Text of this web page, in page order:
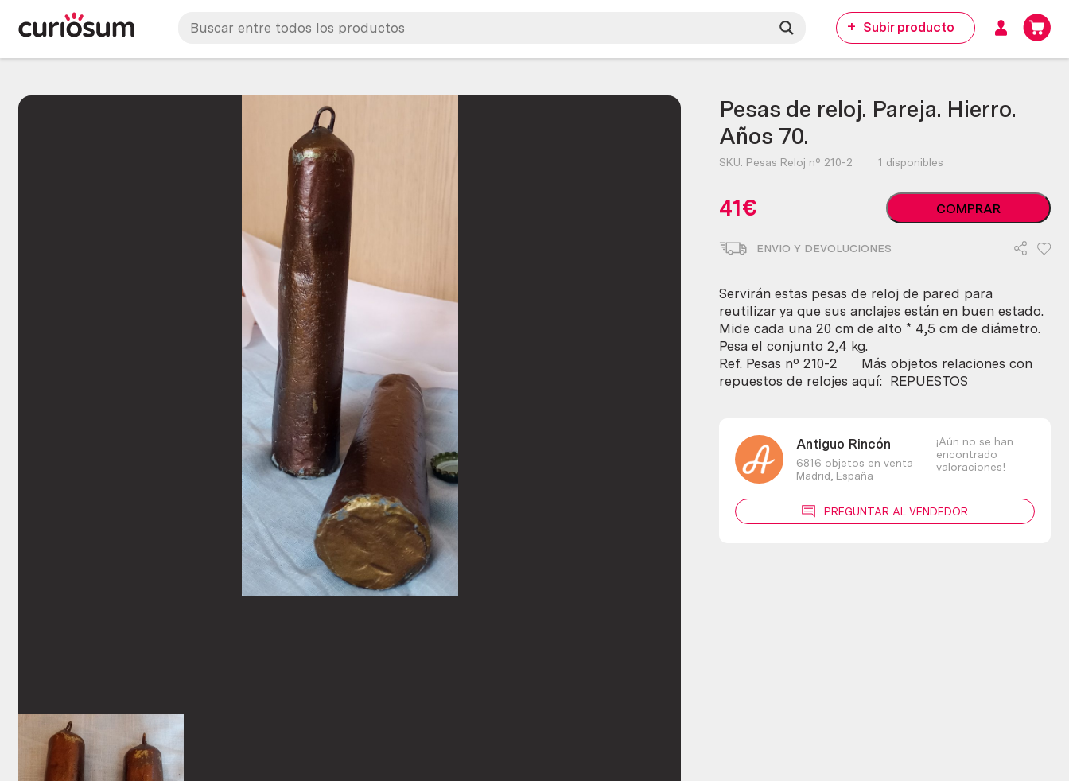
Subir producto
Pesas de reloj. Pareja. Hierro.
Años 70.
SKU: Pesas Reloj nº 210-2 1 disponibles
41€
Pesas
de
Pareja.
Años
70.
cantidad
COMPRAR
ENVIO Y DEVOLUCIONES
Servirán estas pesas de reloj de pared para
reutilizar ya que sus anclajes están en buen estado.
Mide cada una 20 cm de alto * 4,5 cm de diámetro.
Pesa el conjunto 2,4 kg.
Ref. Pesas nº 210-2 Más objetos relaciones con
repuestos de relojes aquí: REPUESTOS
Antiguo Rincón
6816 objetos en venta
Madrid, España
¡Aún no se han
encontrado
valoraciones!
PREGUNTAR AL VENDEDOR